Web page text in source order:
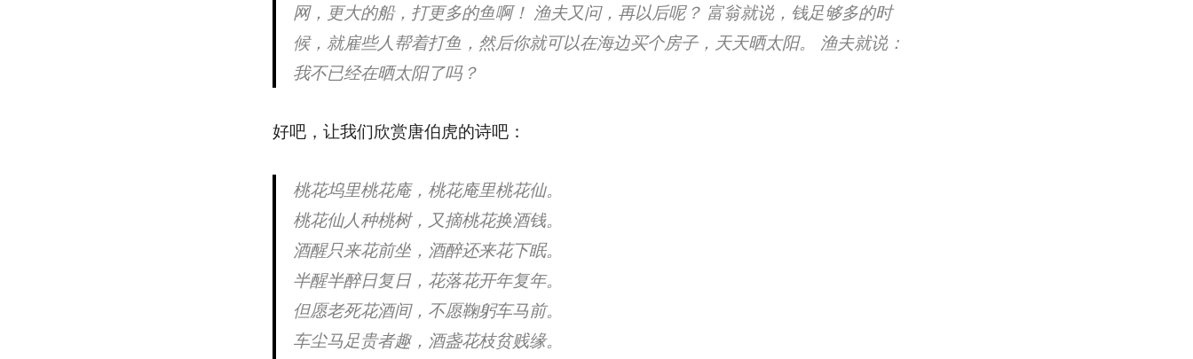
网，更大的船，打更多的鱼啊！ 渔夫又问，再以后呢？ 富翁就说，钱足够多的时
候，就雇些人帮着打鱼，然后你就可以在海边买个房子，天天晒太阳。 渔夫就说：
我不已经在晒太阳了吗？
好吧，让我们欣赏唐伯虎的诗吧：
桃花坞里桃花庵，桃花庵里桃花仙。
桃花仙人种桃树，又摘桃花换酒钱。
酒醒只来花前坐，酒醉还来花下眠。
半醒半醉日复日，花落花开年复年。
但愿老死花酒间，不愿鞠躬车马前。
车尘马足贵者趣，酒盏花枝贫贱缘。